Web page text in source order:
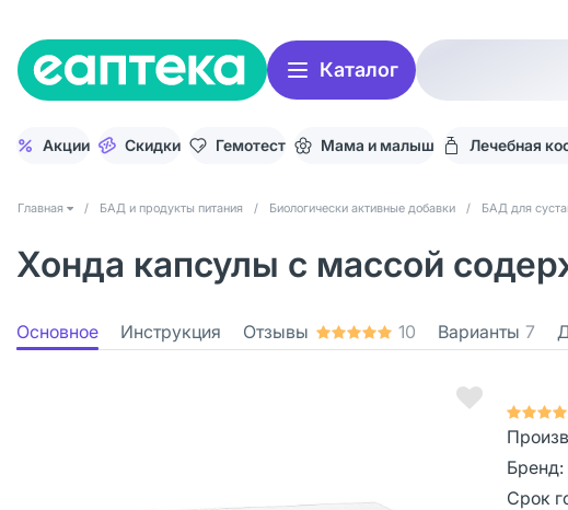
Каталог
Акции Скидки Гемотест Мама и малыш Лечебная
Главная / БАД и продукты питания / Биологически активные добавки / БАД для
Хонда капсулы с массой
Основное Инструкция Отзывы 10 Варианты 7
Бренд:
Срок